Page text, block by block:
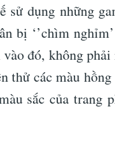
sử dụng những
bị ‘’chìm
đó, không
thử các màu
sắc của trang